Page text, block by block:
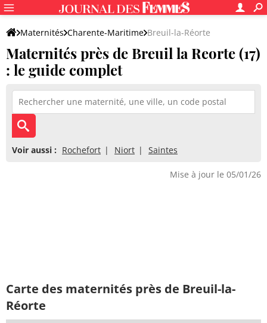
Maternités Charente-Maritime Breuil-la-Réorte
Maternités près de Breuil la Reorte (17)
: le guide complet
Voir aussi : Rochefort Niort Saintes
Mise à jour le 05/01/26
Carte des maternités près de Breuil-la-
Réorte